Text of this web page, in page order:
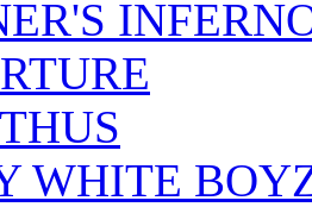
WHITE